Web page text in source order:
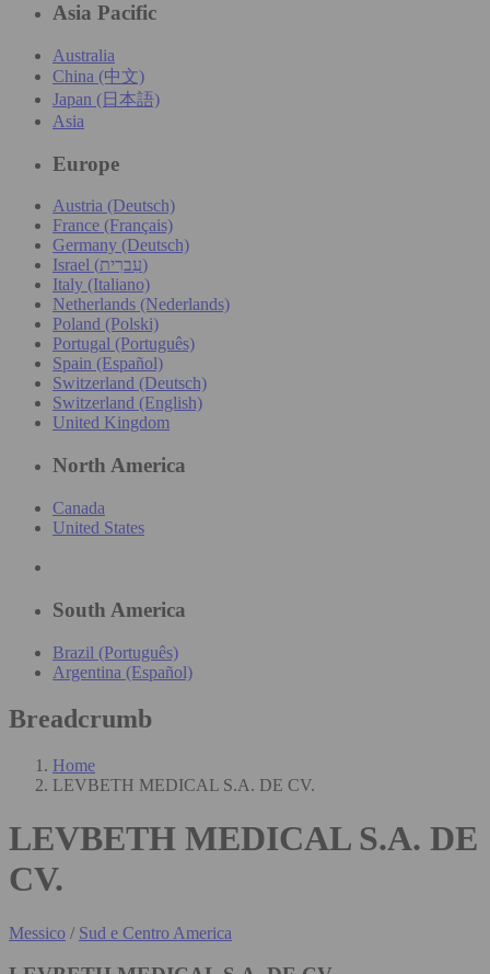
Asia Pacific
Australia
China (中文)
Japan (日本語)
Asia
Europe
Austria (Deutsch)
France (Français)
Germany (Deutsch)
Israel (עִברִית)
Italy (Italiano)
Netherlands (Nederlands)
Poland (Polski)
Portugal (Português)
Spain (Español)
Switzerland (Deutsch)
Switzerland (English)
United Kingdom
North America
Canada
United States
South America
Brazil (Português)
Argentina (Español)
Breadcrumb
Home
LEVBETH MEDICAL S.A. DE CV.
LEVBETH MEDICAL S.A. DE
CV.
Messico / Sud e Centro America